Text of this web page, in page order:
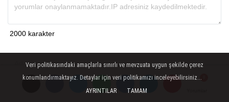
Veri politikasındaki amaçlarla sınırlı ve mevzuata uygun şekilde çerez
konumlandırmaktayız. Detaylar için veri politikamızı inceleyebilirsiniz...
AYRINTILAR
TAMAM